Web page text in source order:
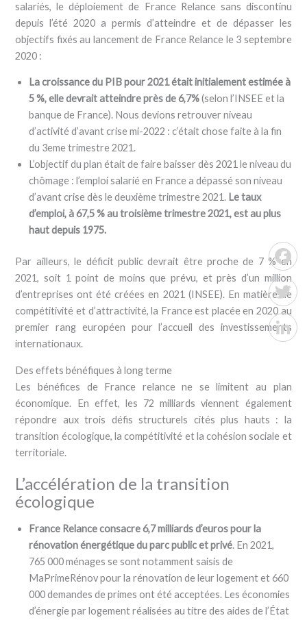
salariés, le déploiement de France Relance sans discontinu
depuis l’été 2020 a permis d’atteindre et de dépasser les
objectifs fixés au lancement de France Relance le 3 septembre
2020 :
La croissance du PIB pour 2021 était initialement estimée à
5 %, elle devrait atteindre près de 6,7%(selon l’INSEE et la
banque de France). Nous devions retrouver niveau
d’activité d’avant crise mi-2022 : c’était chose faite à la fin
du 3eme trimestre 2021.
L’objectif du plan était de faire baisser dès 2021 le niveau du
chômage : l’emploi salarié en France a dépassé son niveau
d’avant crise dès le deuxième trimestre 2021. Le taux
d’emploi, à 67,5 % au troisième trimestre 2021, est au plus
haut depuis 1975.
Par ailleurs, le déficit public devrait être proche de 7 % en
2021, soit 1 point de moins que prévu, et près d’un million
d’entreprises ont été créées en 2021 (INSEE). En matière de
compétitivité et d’attractivité, la France est placée en 2020 au
premier rang européen pour l’accueil des investissements
internationaux.
Des effets bénéfiques à long terme
Les bénéfices de France relance ne se limitent au plan
économique. En effet, les 72 milliards viennent également
répondre aux trois défis structurels cités plus hauts : la
transition écologique, la compétitivité et la cohésion sociale et
territoriale.
L’accélération de la transition
écologique
France Relance consacre 6,7 milliards d’euros pour la
rénovation énergétique du parc public et privé. En 2021,
765 000 ménages se sont notamment saisis de
MaPrimeRénov pour la rénovation de leur logement et 660
000 demandes de primes ont été acceptées. Les économies
d’énergie par logement réalisées au titre des aides de l’État
Twitter